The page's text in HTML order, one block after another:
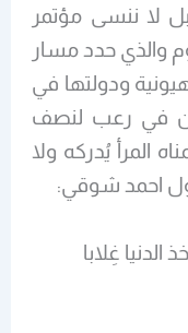
لا ننسى مؤتمر
والذي حدد مسار
ودولتها في
في رعب لنصف
المرأ يُدركه ولا
احمد شوقي:
غِلابا